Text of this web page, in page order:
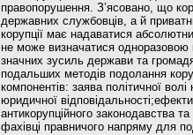
правопорушення. З’ясовано, що
державних службовців, а й
корупції має надаватися
не може визначатися
значних зусиль держави та
подальших методів подолання
компонентів: заява політичної
юридичної
антикорупційного законодавства
фахівці правничого напряму для